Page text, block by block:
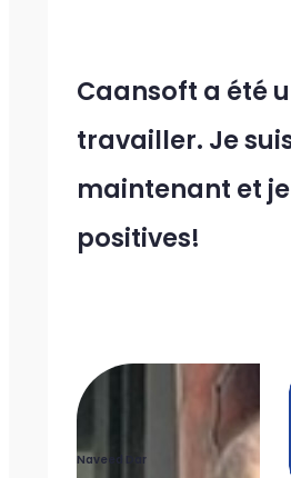
Caansoft a été
travailler. Je
maintenant et
positives!
Naveed Dar